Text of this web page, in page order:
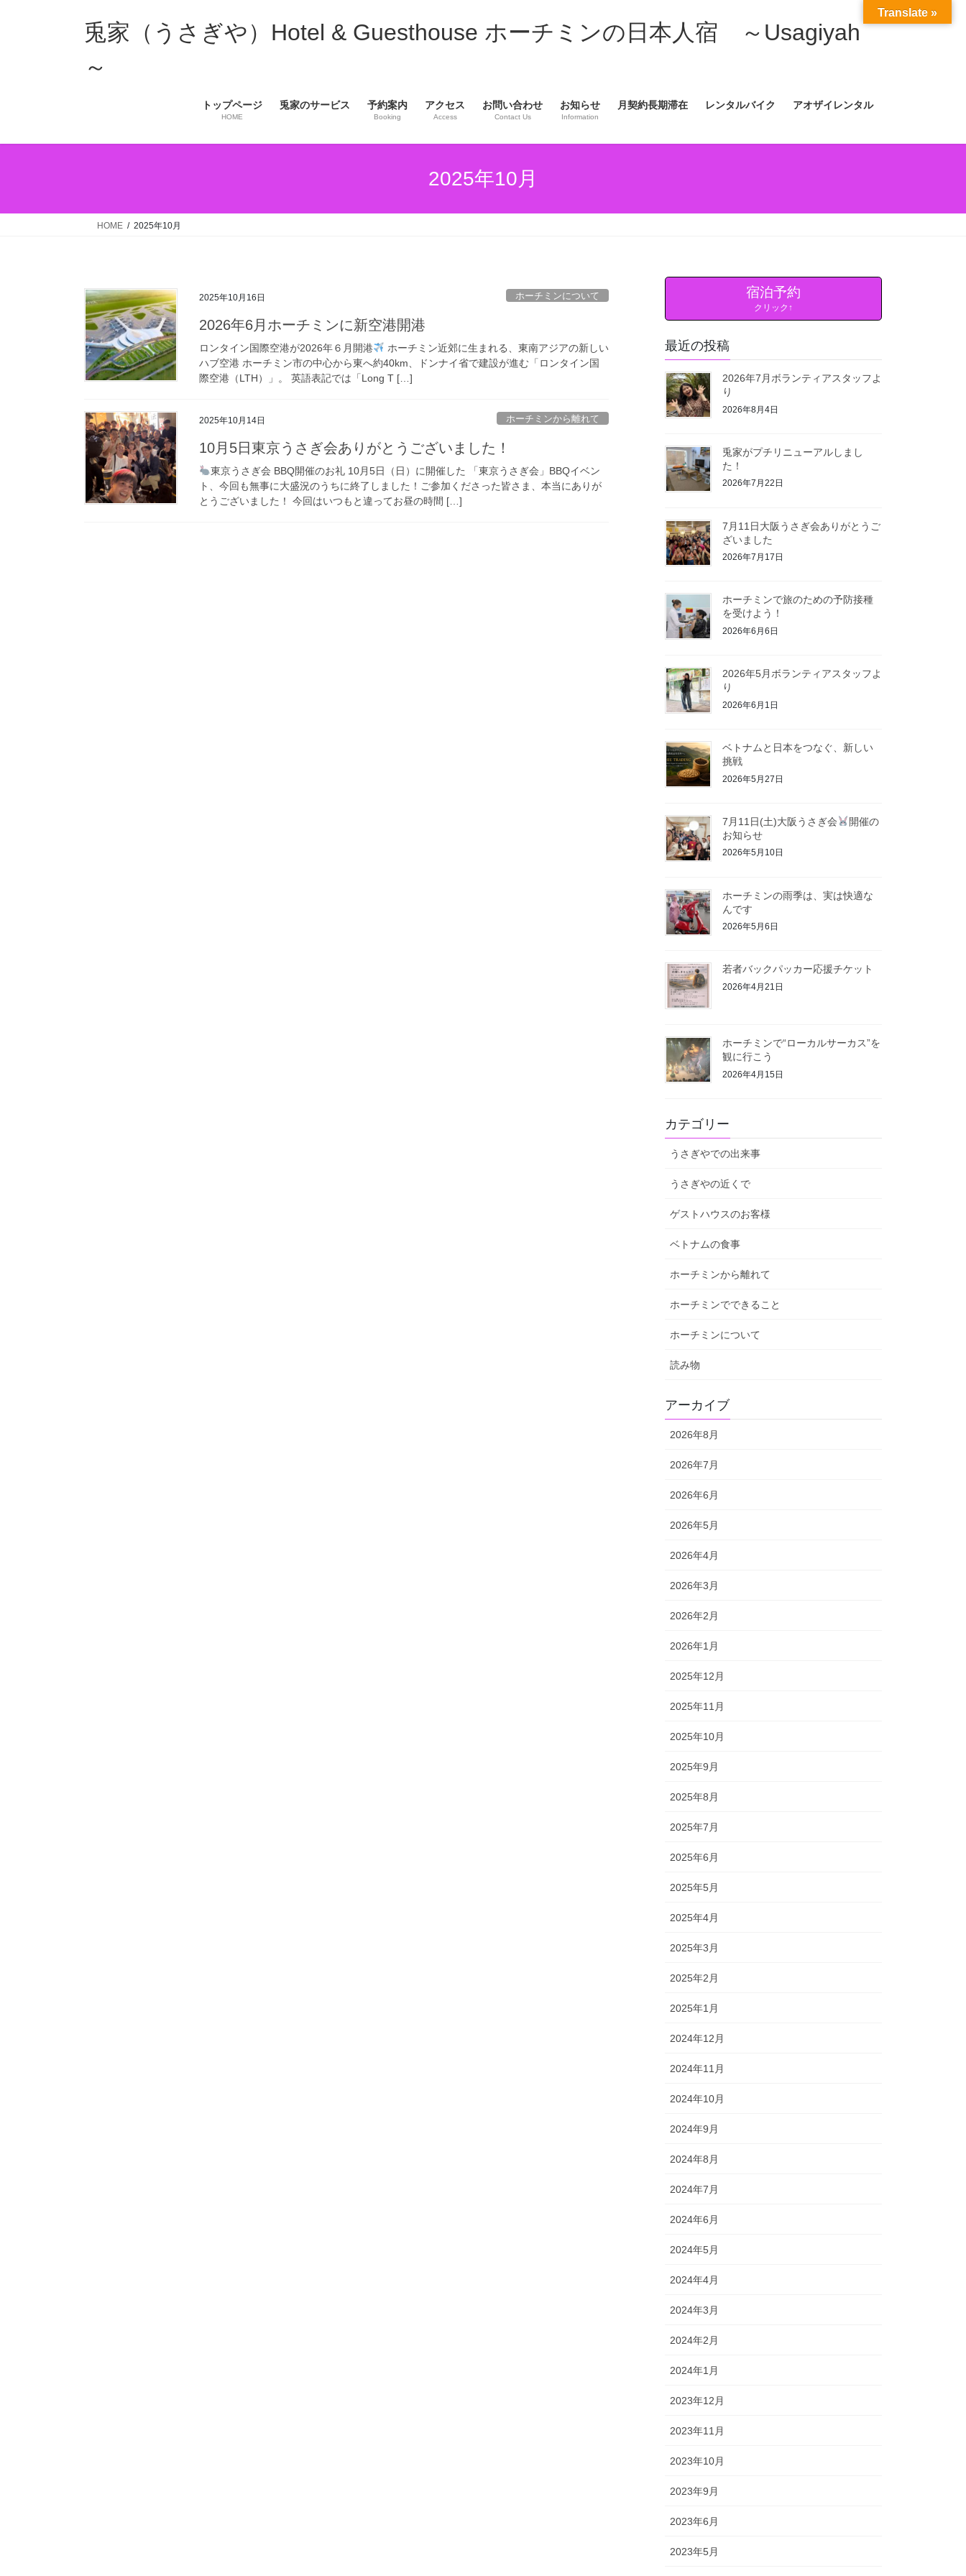
ッ
移
兎家（うさぎや）Hotel & Guesthouse ホーチミンの日本人宿 ～Usagiyah
～
トップページ
HOME
兎家のサービス 予約案内
Booking
アクセス
Access
お問い合わせ
Contact Us
お知らせ
Information
月契約長期滞在 レンタルバイク アオザイレンタル
2025年10月
HOME 2025年10月
2025年10月16日 ホーチミンについて
2026年6月ホーチミンに新空港開港
ロンタイン国際空港が2026年６月開港
ホーチミン近郊に生まれる、東南アジアの新しい
ハブ空港 ホーチミン市の中心から東へ約40km、ドンナイ省で建設が進む「ロンタイン国
際空港（LTH）」。 英語表記では「Long T […]
2025年10月14日 ホーチミンから離れて
10月5日東京うさぎ会ありがとうございました！
東京うさぎ会 BBQ開催のお礼 10月5日（日）に開催した 「東京うさぎ会」BBQイベン
ト、今回も無事に大盛況のうちに終了しました！ご参加くださった皆さま、本当にありが
とうございました！ 今回はいつもと違ってお昼の時間 […]
宿泊予約
クリック↑
最近の投稿
2026年7月ボランティアスタッフよ
り
2026年8月4日
兎家がプチリニューアルしまし
た！
2026年7月22日
7月11日大阪うさぎ会ありがとうご
ざいました
2026年7月17日
ホーチミンで旅のための予防接種
を受けよう！
2026年6月6日
2026年5月ボランティアスタッフよ
り
2026年6月1日
ベトナムと日本をつなぐ、新しい
挑戦
2026年5月27日
7月11日(土)大阪うさぎ会
開催の
お知らせ
2026年5月10日
ホーチミンの雨季は、実は快適な
んです
2026年5月6日
若者バックパッカー応援チケット
2026年4月21日
ホーチミンで“ローカルサーカス”を
観に行こう
2026年4月15日
カテゴリー
うさぎやでの出来事
うさぎやの近くで
ゲストハウスのお客様
ベトナムの食事
ホーチミンから離れて
ホーチミンでできること
ホーチミンについて
読み物
アーカイブ
2026年8月
2026年7月
2026年6月
2026年5月
2026年4月
2026年3月
2026年2月
2026年1月
2025年12月
2025年11月
2025年10月
2025年9月
2025年8月
2025年7月
2025年6月
2025年5月
2025年4月
2025年3月
2025年2月
2025年1月
2024年12月
2024年11月
2024年10月
2024年9月
2024年8月
2024年7月
2024年6月
2024年5月
2024年4月
2024年3月
2024年2月
2024年1月
2023年12月
2023年11月
2023年10月
2023年9月
2023年6月
2023年5月
Translate »